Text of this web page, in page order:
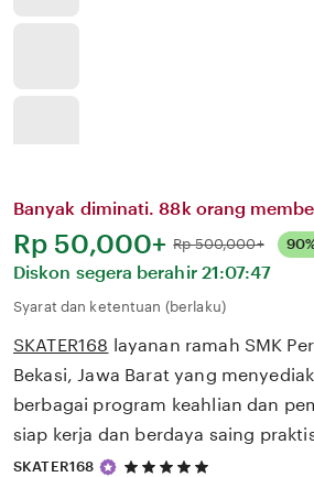
Banyak diminati. 88k orang
Harga:
Rp 50,000+ Normal:
Rp 500,000+
Diskon segera berahir 21:07:47
Syarat dan ketentuan (berlaku)
SKATER168 layanan ramah SMK
Bekasi, Jawa Barat yang
berbagai program keahlian dan
siap kerja dan berdaya saing
SKATER168
5